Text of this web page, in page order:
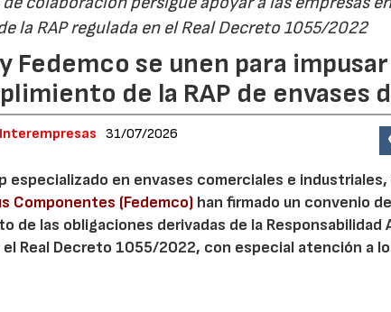
la RAP regulada en el Real Decreto 1055/2022
Fedemco se unen para
de la RAP de envases
31/07/2026
especializado en envases comerciales e industriales,
Componentes (Fedemco) han firmado un convenio
de las obligaciones derivadas de la Responsabilidad
el Real Decreto 1055/2022, con especial atención a